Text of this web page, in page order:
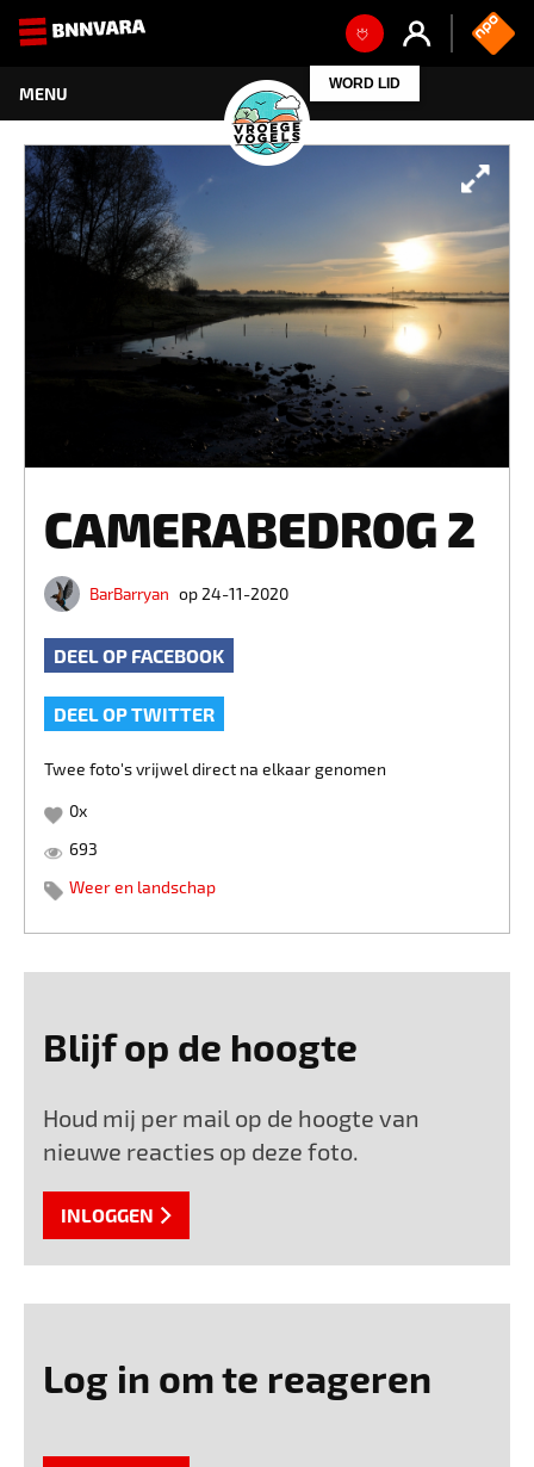
WORD LID
CAMERABEDROG 2
BarBarryan op 24-11-2020
DEEL OP FACEBOOK
DEEL OP TWITTER
Twee foto's vrijwel direct na elkaar genomen
0x
693
Weer en landschap
Blijf op de hoogte
Houd mij per mail op de hoogte van
nieuwe reacties op deze foto.
INLOGGEN
Log in om te reageren